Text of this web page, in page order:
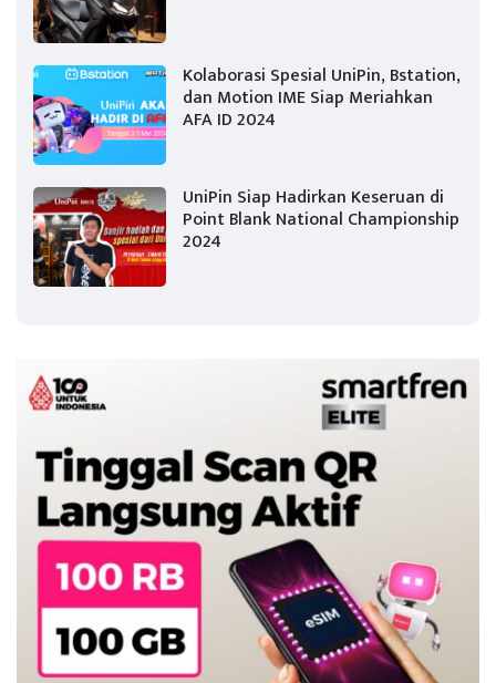
Kolaborasi Spesial UniPin, Bstation,
dan Motion IME Siap Meriahkan
AFA ID 2024
UniPin Siap Hadirkan Keseruan di
Point Blank National Championship
2024